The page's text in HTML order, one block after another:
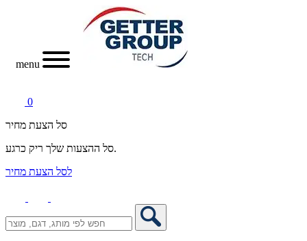
menu
0
סל הצעת מחיר
סל ההצעות שלך ריק כרגע.
לסל הצעת מחיר